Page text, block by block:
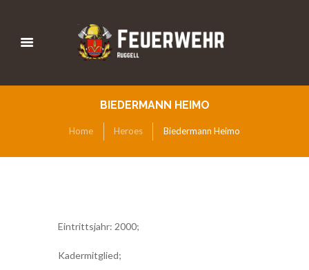
BIEDERMANN HEIMO
Home Heroes Biedermann Heimo
Eintrittsjahr: 2000;
Kadermitglied;